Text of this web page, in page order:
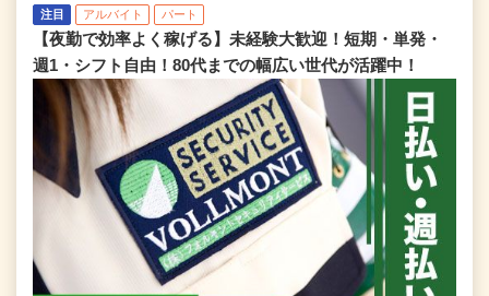
注目 アルバイト パート
【夜勤で効率よく稼げる】未経験大歓迎！短期・単発・
週1・シフト自由！80代までの幅広い世代が活躍中！